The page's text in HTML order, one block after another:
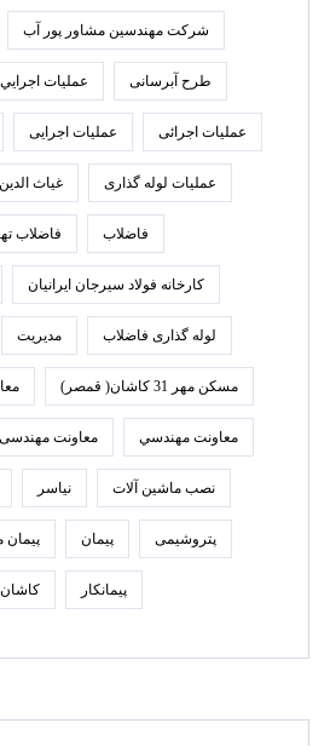
شرکت مهندسین مشاور پور آب
طرح آبرسانی عمليات اجرايي
عملیات اجرائی عملیات اجرایی
عملیات لوله گذاری غیاث
فاضلاب فاضلاب
كارخانه فولاد سيرجان ايرانيان
لوله گذاری فاضلاب مدیریت
مسکن مهر 31 کاشان( قمصر)
معاونت مهندسي معاونت مهندسی
نصب ماشین آلات نیاسر
پتروشیمی پیمان پیمان
پیمانکار کاشان